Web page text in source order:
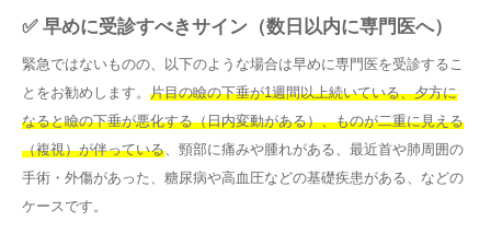
✅ 早めに受診すべきサイン（数日以内に専門医へ）
緊急ではないものの、以下のような場合は早めに専門医を受診するこ
とをお勧めします。 片目の瞼の下垂が1週間以上続いている、夕方に
なると瞼の下垂が悪化する（日内変動がある）、ものが二重に見える
（複視）が伴っている 、頸部に痛みや腫れがある、最近首や肺周囲の
手術・外傷があった、糖尿病や高血圧などの基礎疾患がある、などの
ケースです。